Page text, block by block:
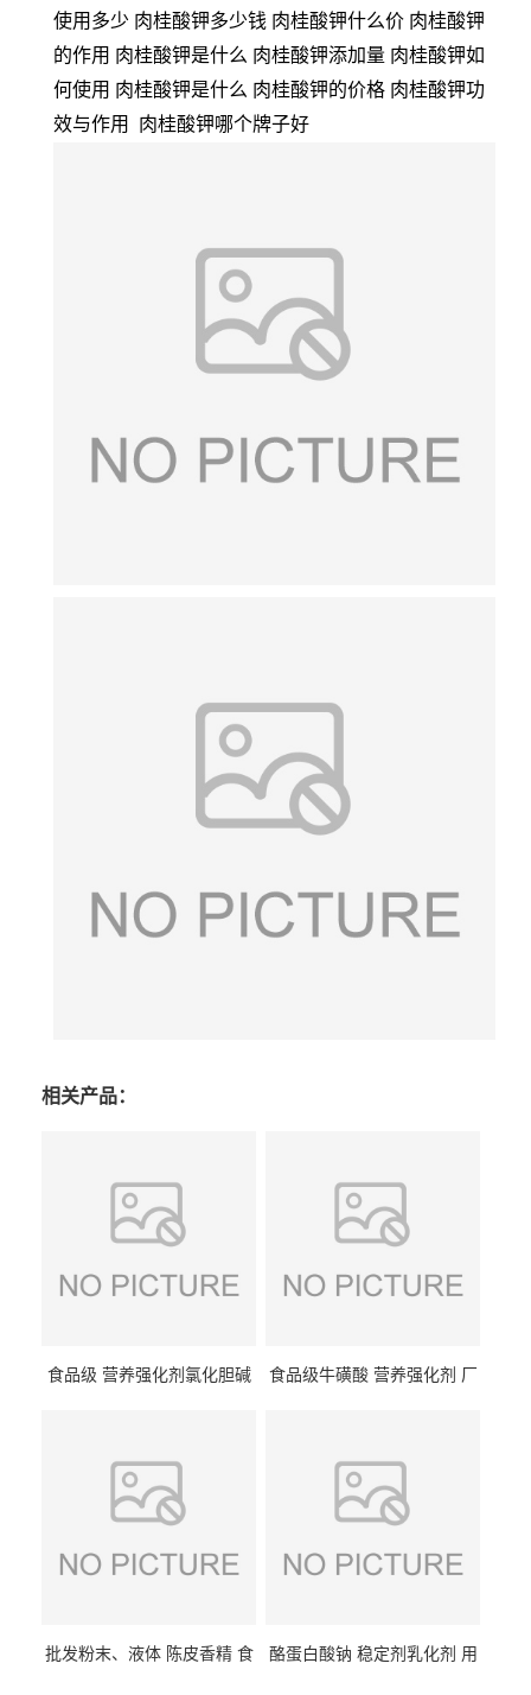
使用多少 肉桂酸钾多少钱 肉桂酸钾什么价 肉桂酸钾
的作用 肉桂酸钾是什么 肉桂酸钾添加量 肉桂酸钾如
何使用 肉桂酸钾是什么 肉桂酸钾的价格 肉桂酸钾功
效与作用 肉桂酸钾哪个牌子好
相关产品：
食品级 营养强化剂氯化胆碱
食品级牛磺酸 营养强化剂 厂
批发粉末、液体 陈皮香精 食
酪蛋白酸钠 稳定剂乳化剂 用